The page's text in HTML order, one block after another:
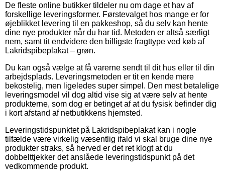
De fleste online butikker tildeler nu om dage et hav af
forskellige leveringsformer. Førstevalget hos mange er for
øjeblikket levering til en pakkeshop, så du selv kan hente
dine nye produkter når du har tid. Metoden er altså særligt
nem, samt tit endvidere den billigste fragttype ved køb af
Lakridspibeplakat – grøn.
Du kan også vælge at få varerne sendt til dit hus eller til din
arbejdsplads. Leveringsmetoden er tit en kende mere
bekostelig, men ligeledes super simpel. Den mest betalelige
leveringsmodel vil dog altid vise sig at være selv at hente
produkterne, som dog er betinget af at du fysisk befinder dig
i kort afstand af netbutikkens hjemsted.
Leveringstidspunktet på Lakridspibeplakat kan i nogle
tilfælde være virkelig væsentlig ifald vi skal bruge dine nye
produkter straks, så herved er det ret klogt at du
dobbelttjekker det anslåede leveringstidspunkt på det
vedkommende produkt.